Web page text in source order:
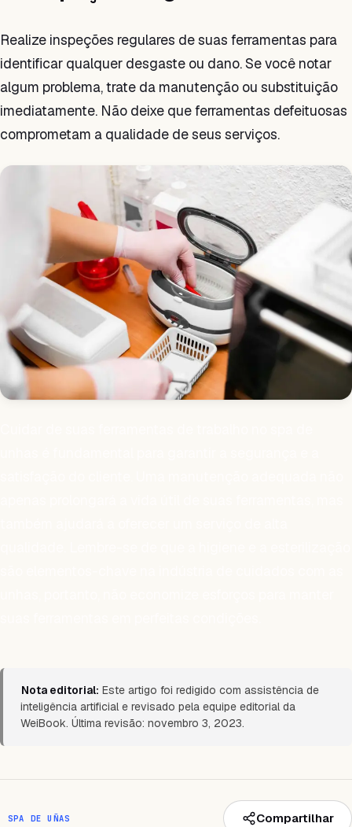
Realize inspeções regulares de suas ferramentas para
identificar qualquer desgaste ou dano. Se você notar
algum problema, trate da manutenção ou substituição
imediatamente. Não deixe que ferramentas defeituosas
comprometam a qualidade de seus serviços.
Nota editorial: Este artigo foi redigido com assistência de
inteligência artificial e revisado pela equipe editorial da
WeiBook. Última revisão: novembro 3, 2023.
SPA DE UÑAS Compartilhar